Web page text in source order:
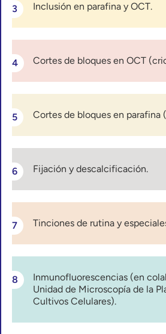
Inclusión en parafina y OCT.
Cortes de bloques en OCT
Cortes de bloques en parafina
Fijación y descalcificación.
Tinciones de rutina y
Inmunofluorescencias (en
Unidad de Microscopía de la
Cultivos Celulares).